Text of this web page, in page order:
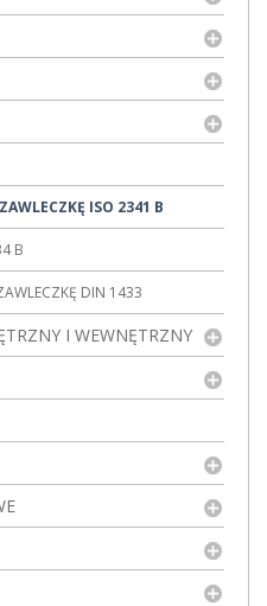
ISO 2341 B
B
DIN 1433
I WEWNĘTRZNY